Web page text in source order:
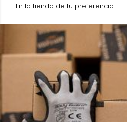
En la tienda de tu preferencia.